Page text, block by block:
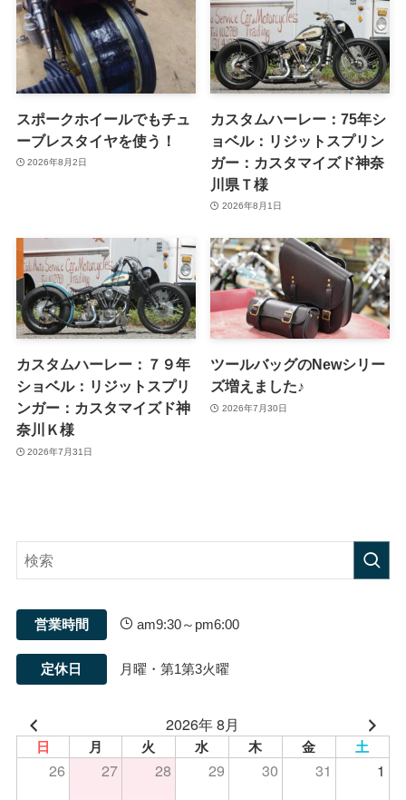
スポークホイールでもチュ
ーブレスタイヤを使う！
2026年8月2日
カスタムハーレー：75年シ
ョベル：リジットスプリン
ガー：カスタマイズド神奈
川県Ｔ様
2026年8月1日
カスタムハーレー：７９年
ショベル：リジットスプリ
ンガー：カスタマイズド神
奈川Ｋ様
2026年7月31日
ツールバッグのNewシリー
ズ増えました♪
2026年7月30日
営業時間 am9:30～pm6:00
定休日 月曜・第1第3火曜
2026年 8月
日 月 火 水 木 金 土
26 27 28 29 30 31
1